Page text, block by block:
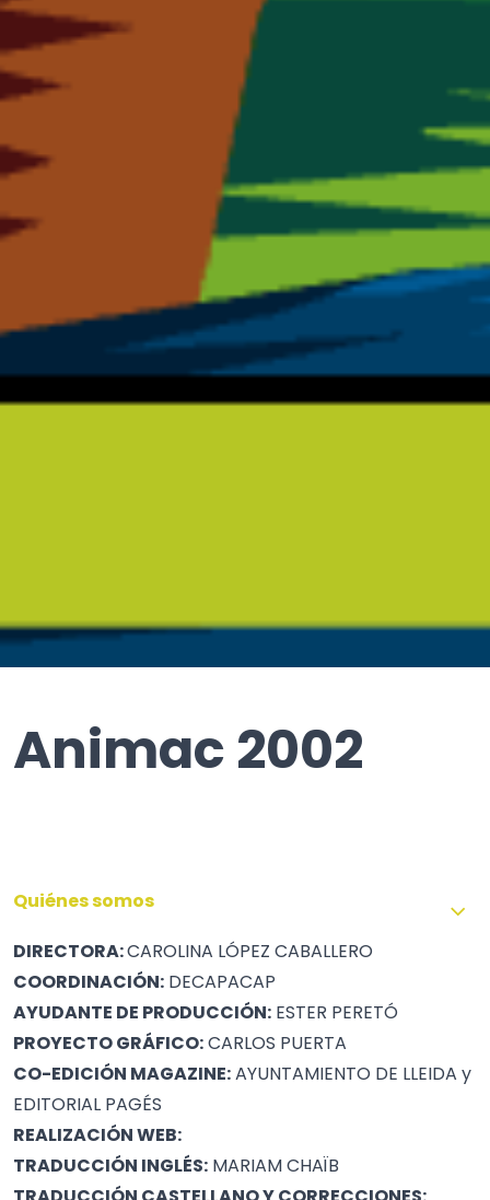
Animac 2002
Quiénes somos
DIRECTORA:CAROLINA LÓPEZ CABALLERO
COORDINACIÓN: DECAPACAP
AYUDANTE DE PRODUCCIÓN: ESTER PERETÓ
PROYECTO GRÁFICO:CARLOS PUERTA
CO-EDICIÓN MAGAZINE:AYUNTAMIENTO DE LLEIDA y
EDITORIAL PAGÉS
REALIZACIÓN WEB:
TRADUCCIÓN INGLÉS: MARIAM CHAÏB